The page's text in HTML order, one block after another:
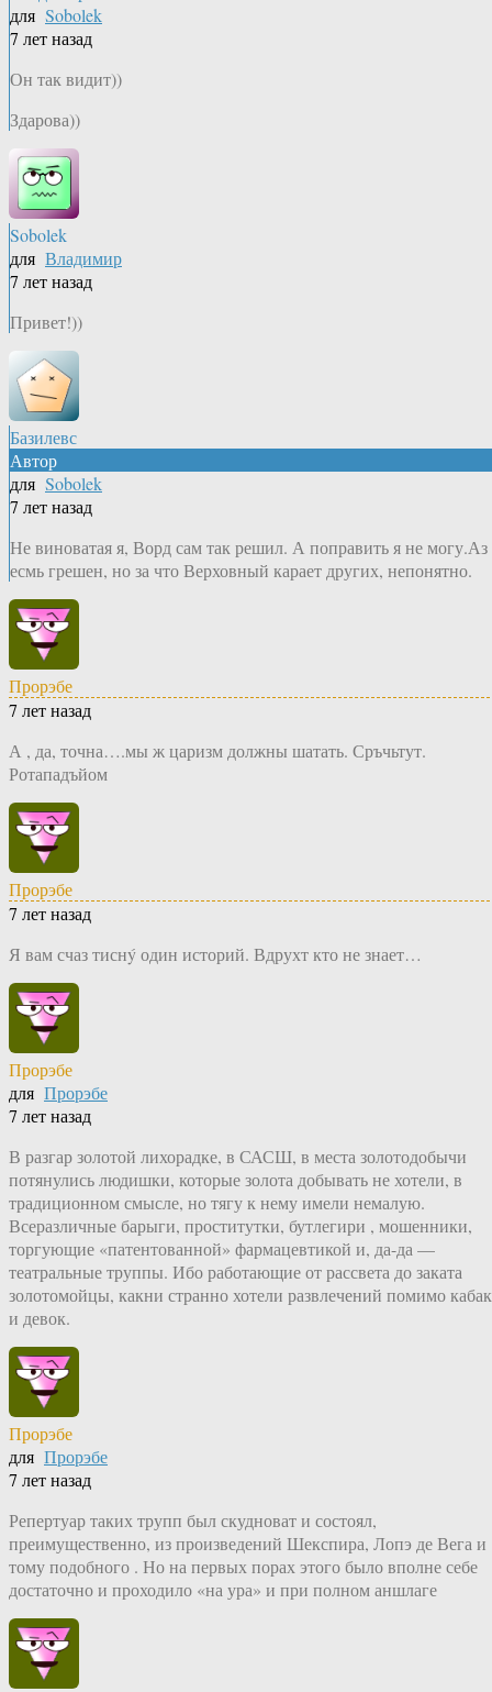
для Sobolek
7 лет назад
Он так видит))
Здарова))
Sobolek
для Владимир
7 лет назад
Привет!))
Базилевс
Автор
для Sobolek
7 лет назад
Не виноватая я, Ворд сам так решил. А поправить я не могу.Аз
есмь грешен, но за что Верховный карает других, непонятно.
Прорэбе
7 лет назад
А , да, точна….мы ж царизм должны шатать. Сръчьтут.
Ротападъйом
Прорэбе
7 лет назад
Я вам счаз тиснý один историй. Вдрухт кто не знает…
Прорэбе
для Прорэбе
7 лет назад
В разгар золотой лихорадке, в САСШ, в места золотодобычи
потянулись людишки, которые золота добывать не хотели, в
традиционном смысле, но тягу к нему имели немалую.
Всеразличные барыги, проститутки, бутлегири , мошенники,
торгующие «патентованной» фармацевтикой и, да-да —
театральные труппы. Ибо работающие от рассвета до заката
золотомойцы, какни странно хотели развлечений помимо
и девок.
Прорэбе
для Прорэбе
7 лет назад
Репертуар таких трупп был скудноват и состоял,
преимущественно, из произведений Шекспира, Лопэ де Вега и
тому подобного . Но на первых порах этого было вполне себе
достаточно и проходило «на ура» и при полном аншлаге